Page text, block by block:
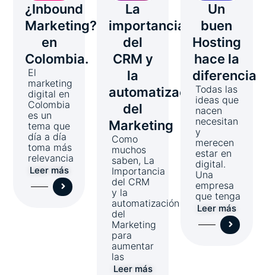
¿Inbound
Marketing?
en
Colombia.
El
marketing
digital en
Colombia
es un
tema que
día a día
toma más
relevancia
Leer más
La
importancia
del
CRM y
la
automatización
del
Marketing
Como
muchos
saben, La
Importancia
del CRM
y la
automatización
del
Marketing
para
aumentar
las
Leer más
Un
buen
Hosting
hace la
diferencia
Todas las
ideas que
nacen
necesitan
y
merecen
estar en
digital.
Una
empresa
que tenga
Leer más